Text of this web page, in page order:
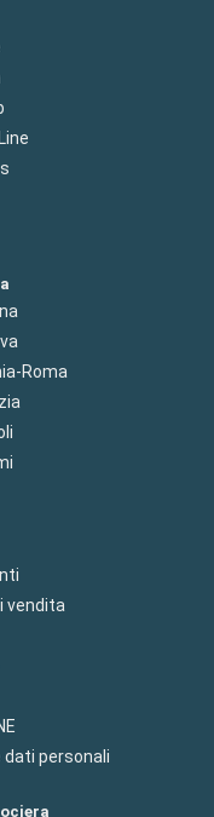
Roma
vendita
personali